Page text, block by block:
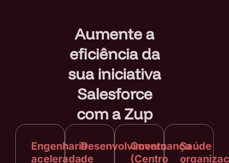
Aumente a
eficiência da
sua iniciativa
Salesforce
com a Zup
Engenharia
acelerada
Desenvolvimento
de
Governança
(Centro
Saúde